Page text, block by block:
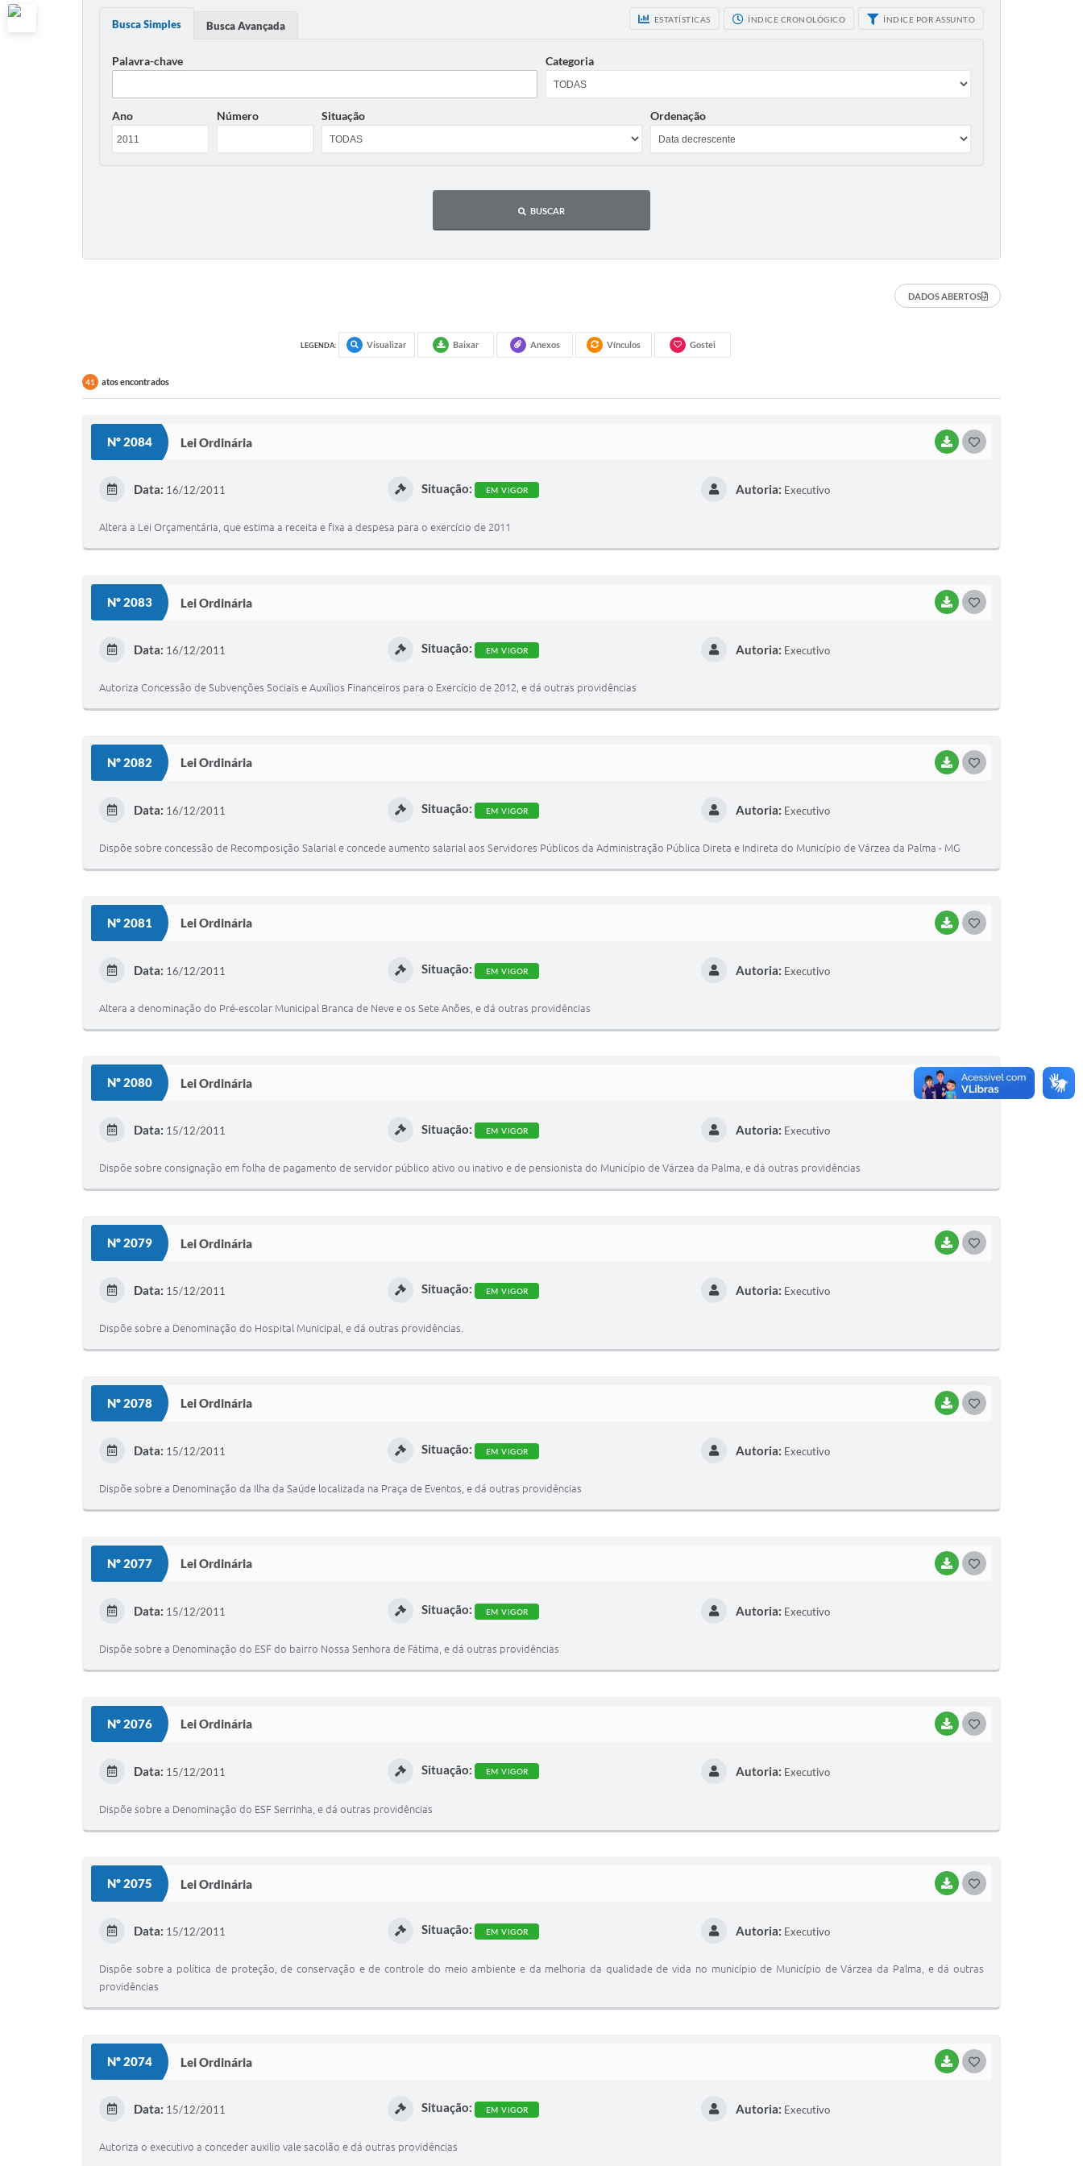
ESTATÍSTICAS ÍNDICE CRONOLÓGICO ÍNDICE POR ASSUNTO
Busca Simples Busca Avançada
Palavra-chave Categoria
Ano Número Situação Ordenação
BUSCAR
DADOS ABERTOS
LEGENDA: Visualizar Baixar Anexos Vínculos Gostei
41 atos encontrados
Nº 2084 Lei Ordinária BAIXAR
Data: 16/12/2011 Situação: EM VIGOR Autoria: Executivo
Altera a Lei Orçamentária, que estima a receita e fixa a despesa para o exercício de 2011
Nº 2083 Lei Ordinária BAIXAR
Data: 16/12/2011 Situação: EM VIGOR Autoria: Executivo
Autoriza Concessão de Subvenções Sociais e Auxílios Financeiros para o Exercício de 2012, e dá outras providências
Nº 2082 Lei Ordinária BAIXAR
Data: 16/12/2011 Situação: EM VIGOR Autoria: Executivo
Dispõe sobre concessão de Recomposição Salarial e concede aumento salarial aos Servidores Públicos da Administração Pública Direta e Indireta do Município de Várzea da Palma - MG
Nº 2081 Lei Ordinária BAIXAR
Data: 16/12/2011 Situação: EM VIGOR Autoria: Executivo
Altera a denominação do Pré-escolar Municipal Branca de Neve e os Sete Anões, e dá outras providências
Nº 2080 Lei Ordinária BAIXAR
G
Data: 15/12/2011 Situação: EM VIGOR Autoria: Executivo
Dispõe sobre consignação em folha de pagamento de servidor público ativo ou inativo e de pensionista do Município de Várzea da Palma, e dá outras providências
Nº 2079 Lei Ordinária BAIXAR
Data: 15/12/2011 Situação: EM VIGOR Autoria: Executivo
Dispõe sobre a Denominação do Hospital Municipal, e dá outras providências.
Nº 2078 Lei Ordinária BAIXAR
Data: 15/12/2011 Situação: EM VIGOR Autoria: Executivo
Dispõe sobre a Denominação da Ilha da Saúde localizada na Praça de Eventos, e dá outras providências
Nº 2077 Lei Ordinária BAIXAR
Data: 15/12/2011 Situação: EM VIGOR Autoria: Executivo
Dispõe sobre a Denominação do ESF do bairro Nossa Senhora de Fátima, e dá outras providências
Nº 2076 Lei Ordinária BAIXAR
Data: 15/12/2011 Situação: EM VIGOR Autoria: Executivo
Dispõe sobre a Denominação do ESF Serrinha, e dá outras providências
Nº 2075 Lei Ordinária BAIXAR
I
Data: 15/12/2011 Situação: EM VIGOR Autoria: Executivo
Dispõe sobre a política de proteção, de conservação e de controle do meio ambiente e da melhoria da qualidade de vida no município de Município de Várzea da Palma, e dá outras
providências
Nº 2074 Lei Ordinária BAIXAR
Data: 15/12/2011 Situação: EM VIGOR Autoria: Executivo
Autoriza o executivo a conceder auxilio vale sacolão e dá outras providências